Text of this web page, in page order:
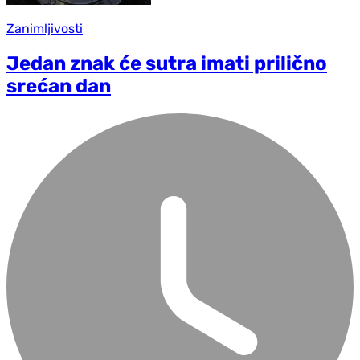
Zanimljivosti
Jedan znak će sutra imati prilično
srećan dan